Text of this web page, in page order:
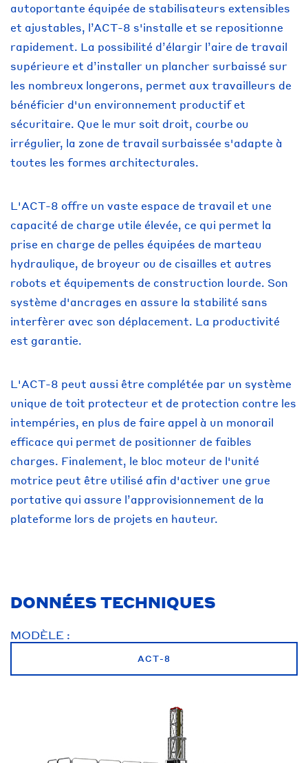
autoportante équipée de stabilisateurs extensibles
et ajustables, l’ACT-8 s'installe et se repositionne
rapidement. La possibilité d’élargir l’aire de travail
supérieure et d’installer un plancher surbaissé sur
les nombreux longerons, permet aux travailleurs de
bénéficier d'un environnement productif et
sécuritaire. Que le mur soit droit, courbe ou
irrégulier, la zone de travail surbaissée s'adapte à
toutes les formes architecturales.
L'ACT-8 offre un vaste espace de travail et une
capacité de charge utile élevée, ce qui permet la
prise en charge de pelles équipées de marteau
hydraulique, de broyeur ou de cisailles et autres
robots et équipements de construction lourde. Son
système d'ancrages en assure la stabilité sans
interfèrer avec son déplacement. La productivité
est garantie.
L'ACT-8 peut aussi être complétée par un système
unique de toit protecteur et de protection contre les
intempéries, en plus de faire appel à un monorail
efficace qui permet de positionner de faibles
charges. Finalement, le bloc moteur de l'unité
motrice peut être utilisé afin d'activer une grue
portative qui assure l’approvisionnement de la
plateforme lors de projets en hauteur.
DONNÉES TECHNIQUES
MODÈLE :
ACT-8